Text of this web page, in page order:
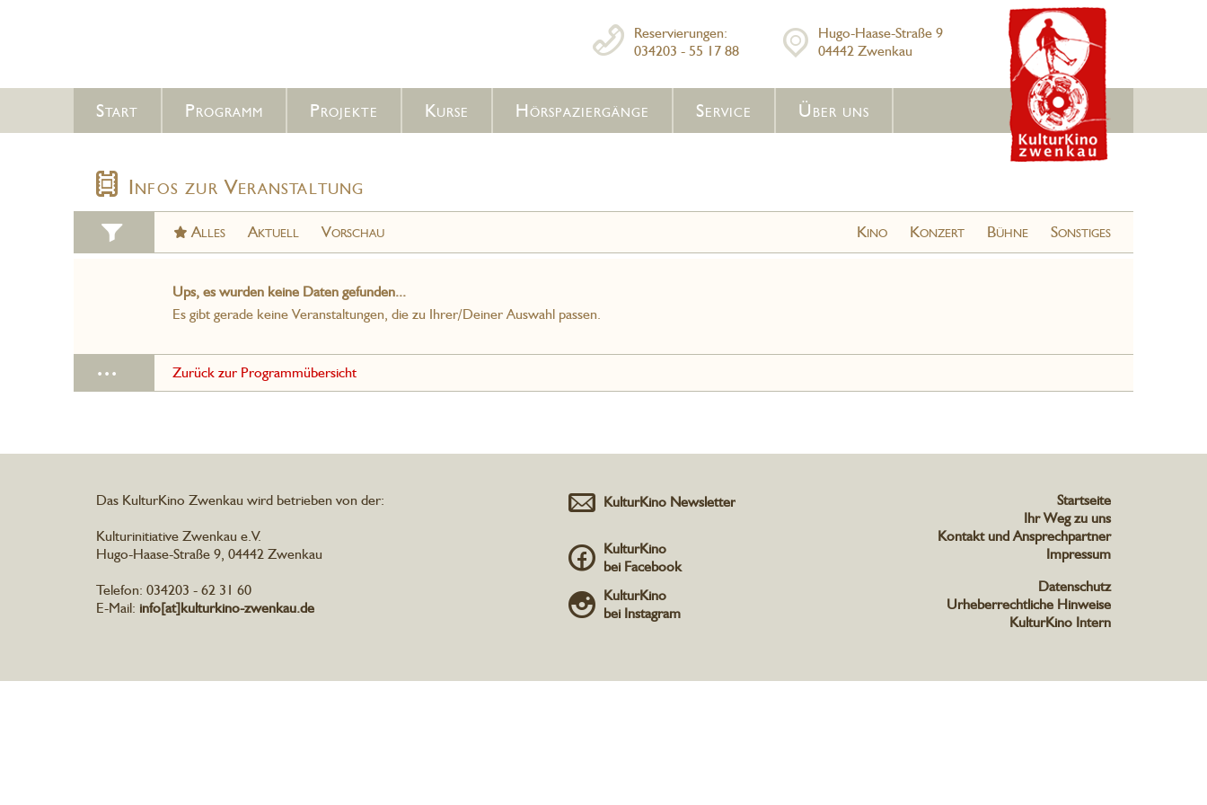
Hugo-Haase-Straße 9
04442 Zwenkau
Reservierungen:
034203 - 55 17 88
Start Programm Projekte Kurse Hörspaziergänge Service Über uns
Infos zur Veranstaltung
Alles Aktuell Vorschau Kino Konzert Bühne Sonstiges
Ups, es wurden keine Daten gefunden...
Es gibt gerade keine Veranstaltungen, die zu Ihrer/Deiner Auswahl passen.
... Zurück zur Programmübersicht
Startseite
Ihr Weg zu uns
Kontakt und Ansprechpartner
Impressum
Datenschutz
Urheberrechtliche Hinweise
KulturKino Intern
Das KulturKino Zwenkau wird betrieben von der:
Kulturinitiative Zwenkau e.V.
Hugo-Haase-Straße 9, 04442 Zwenkau
Telefon: 034203 - 62 31 60
E-Mail: info[at]kulturkino-zwenkau.de
KulturKino Newsletter
KulturKino
bei Facebook
KulturKino
bei Instagram